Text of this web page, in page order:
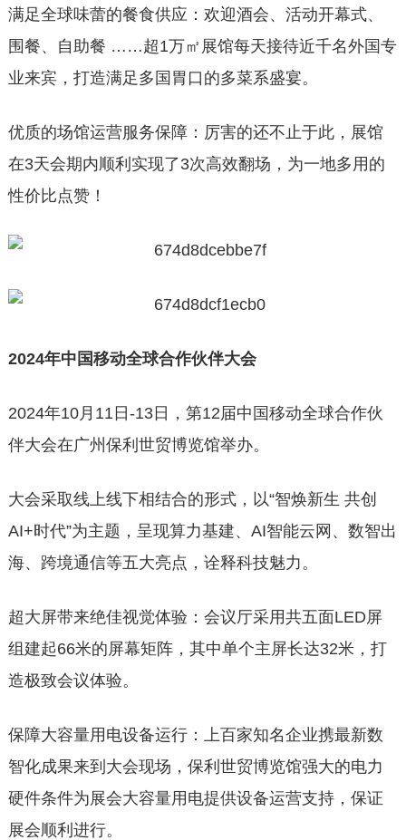
满足全球味蕾的餐食供应：欢迎酒会、活动开幕式、
围餐、自助餐 ……超1万㎡展馆每天接待近千名外国专
业来宾，打造满足多国胃口的多菜系盛宴。
优质的场馆运营服务保障：厉害的还不止于此，展馆
在3天会期内顺利实现了3次高效翻场，为一地多用的
性价比点赞！
2024年中国移动全球合作伙伴大会
2024年10月11日-13日，第12届中国移动全球合作伙
伴大会在广州保利世贸博览馆举办。
大会采取线上线下相结合的形式，以“智焕新生 共创
AI+时代”为主题，呈现算力基建、AI智能云网、数智出
海、跨境通信等五大亮点，诠释科技魅力。
超大屏带来绝佳视觉体验：会议厅采用共五面LED屏
组建起66米的屏幕矩阵，其中单个主屏长达32米，打
造极致会议体验。
保障大容量用电设备运行：上百家知名企业携最新数
智化成果来到大会现场，保利世贸博览馆强大的电力
硬件条件为展会大容量用电提供设备运营支持，保证
展会顺利进行。